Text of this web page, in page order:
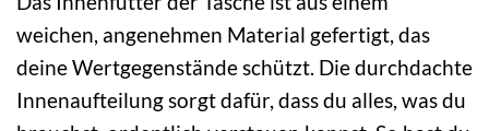
weichen, angenehmen Material gefertigt, das
deine Wertgegenstände schützt. Die durchdachte
Innenaufteilung sorgt dafür, dass du alles, was du